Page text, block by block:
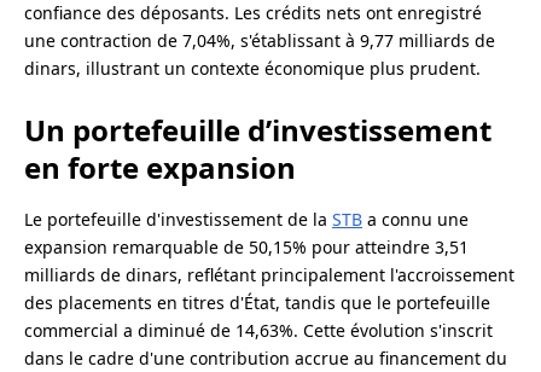
confiance des déposants. Les crédits nets ont enregistré
une contraction de 7,04%, s'établissant à 9,77 milliards de
dinars, illustrant un contexte économique plus prudent.
Un portefeuille d’investissement
en forte expansion
Le portefeuille d'investissement de la STB a connu une
expansion remarquable de 50,15% pour atteindre 3,51
milliards de dinars, reflétant principalement l'accroissement
des placements en titres d'État, tandis que le portefeuille
commercial a diminué de 14,63%. Cette évolution s'inscrit
dans le cadre d'une contribution accrue au financement du